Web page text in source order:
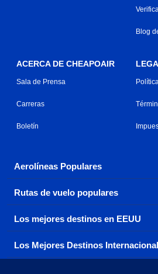
Blog
ACERCA DE CHEAPOAIR
Sala de Prensa
Carreras
Boletín
Aerolíneas Populares
Explora nuestras opciones de
aerolínea, con más de 500
Aeromexico
Air France Alaska
Rutas de vuelo populares
Reserva una de nuestras rutas de
con tres sencillos clics.
Los mejores destinos en EEUU
Encuentra boletos de avión
populares de los EEUU de costa a
Los Mejores Destinos